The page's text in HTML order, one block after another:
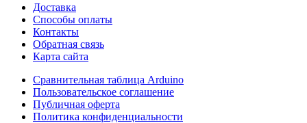
Доставка
Способы оплаты
Контакты
Обратная связь
Карта сайта
Сравнительная таблица Arduino
Пользовательское соглашение
Публичная оферта
Политика конфиденциальности